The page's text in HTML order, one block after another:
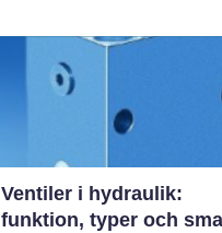
Ventiler i hydraulik:
funktion, typer och